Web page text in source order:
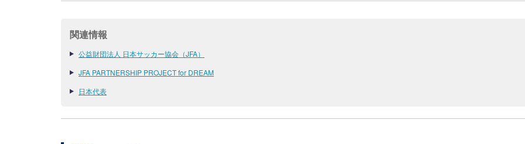
関連情報
公益財団法人 日本サッカー協会（JFA）
JFA PARTNERSHIP PROJECT for DREAM
日本代表